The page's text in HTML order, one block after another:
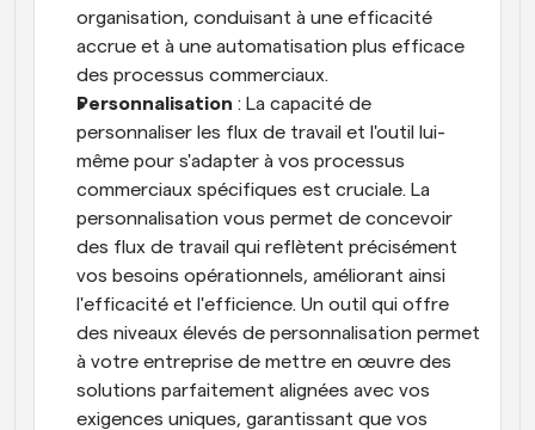
organisation, conduisant à une efficacité
accrue et à une automatisation plus efficace
des processus commerciaux.
Personnalisation : La capacité de
personnaliser les flux de travail et l'outil lui-
même pour s'adapter à vos processus
commerciaux spécifiques est cruciale. La
personnalisation vous permet de concevoir
des flux de travail qui reflètent précisément
vos besoins opérationnels, améliorant ainsi
l'efficacité et l'efficience. Un outil qui offre
des niveaux élevés de personnalisation permet
à votre entreprise de mettre en œuvre des
solutions parfaitement alignées avec vos
exigences uniques, garantissant que vos